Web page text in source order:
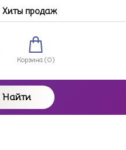
Хиты продаж
Корзина (0)
Найти